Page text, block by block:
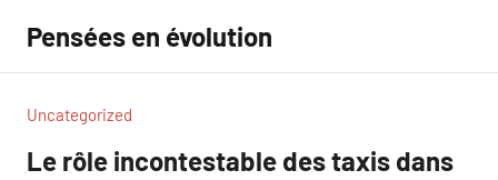
contenu
Pensées en évolution
Uncategorized
Le rôle incontestable des taxis dans